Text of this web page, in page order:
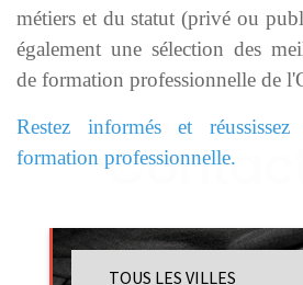
métiers et du statut (privé ou
également une sélection des
de formation professionnelle de
Restez informés et
formation professionnelle.